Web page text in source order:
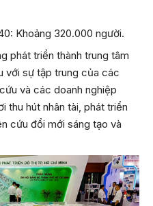
Khoảng 320.000 người.
phát triển thành trung tâm
với sự tập trung của các
và các doanh nghiệp
thu hút nhân tài, phát triển
cứu đổi mới sáng tạo và